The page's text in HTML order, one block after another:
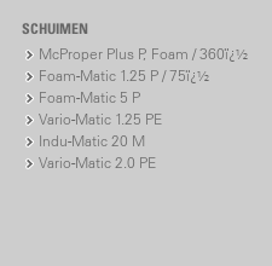
SCHUIMEN
McProper Plus P, Foam / 360ï¿½
Foam-Matic 1.25 P / 75ï¿½
Foam-Matic 5 P
Vario-Matic 1.25 PE
Indu-Matic 20 M
Vario-Matic 2.0 PE